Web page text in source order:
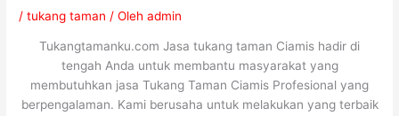
/tukang taman / Olehadmin
Tukangtamanku.com Jasa tukang taman Ciamis hadir di
tengah Anda untuk membantu masyarakat yang
membutuhkan jasa Tukang Taman Ciamis Profesional yang
berpengalaman. Kami berusaha untuk melakukan yang terbaik